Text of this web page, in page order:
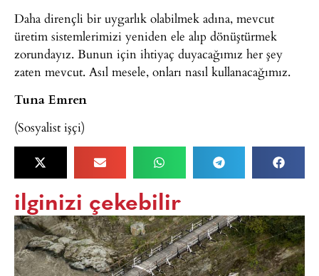
Daha dirençli bir uygarlık olabilmek adına, mevcut
üretim sistemlerimizi yeniden ele alıp dönüştürmek
zorundayız. Bunun için ihtiyaç duyacağımız her şey
zaten mevcut. Asıl mesele, onları nasıl kullanacağımız.
Tuna Emren
(Sosyalist işçi)
ilginizi çekebilir